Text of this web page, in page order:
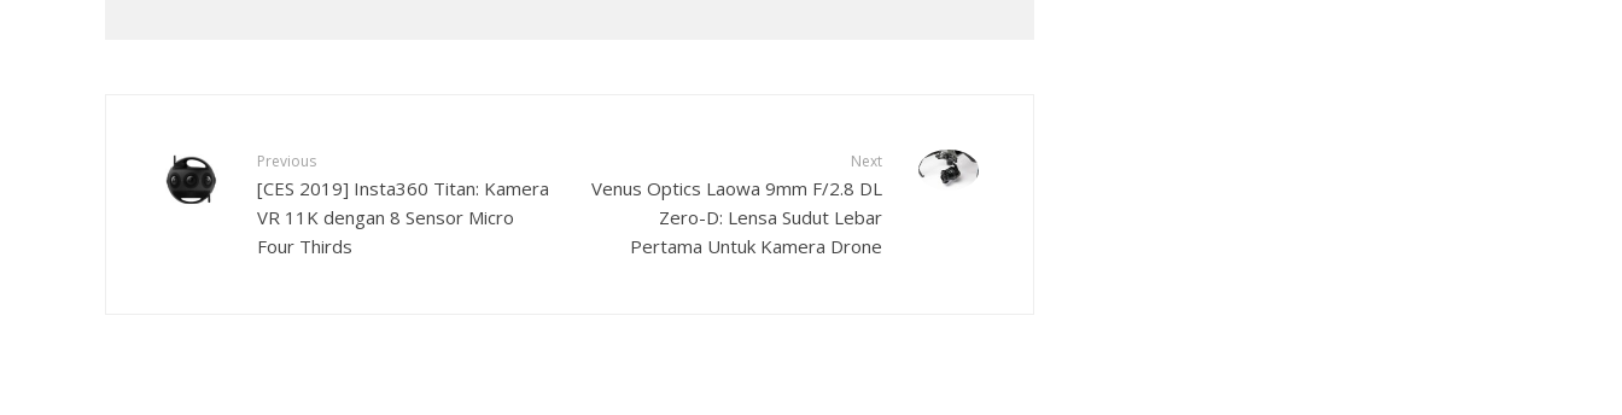
Previous
[CES 2019] Insta360 Titan: Kamera
VR 11K dengan 8 Sensor Micro
Four Thirds
Next
Venus Optics Laowa 9mm F/2.8 DL
Zero-D: Lensa Sudut Lebar
Pertama Untuk Kamera Drone